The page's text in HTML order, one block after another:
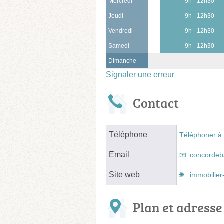
Jeudi 9h - 12h30
Vendredi 9h - 12h30
Samedi 9h - 12h30
Dimanche
Signaler une erreur
Contact
Téléphone Téléphoner à
Email
Site web
Plan et adresse